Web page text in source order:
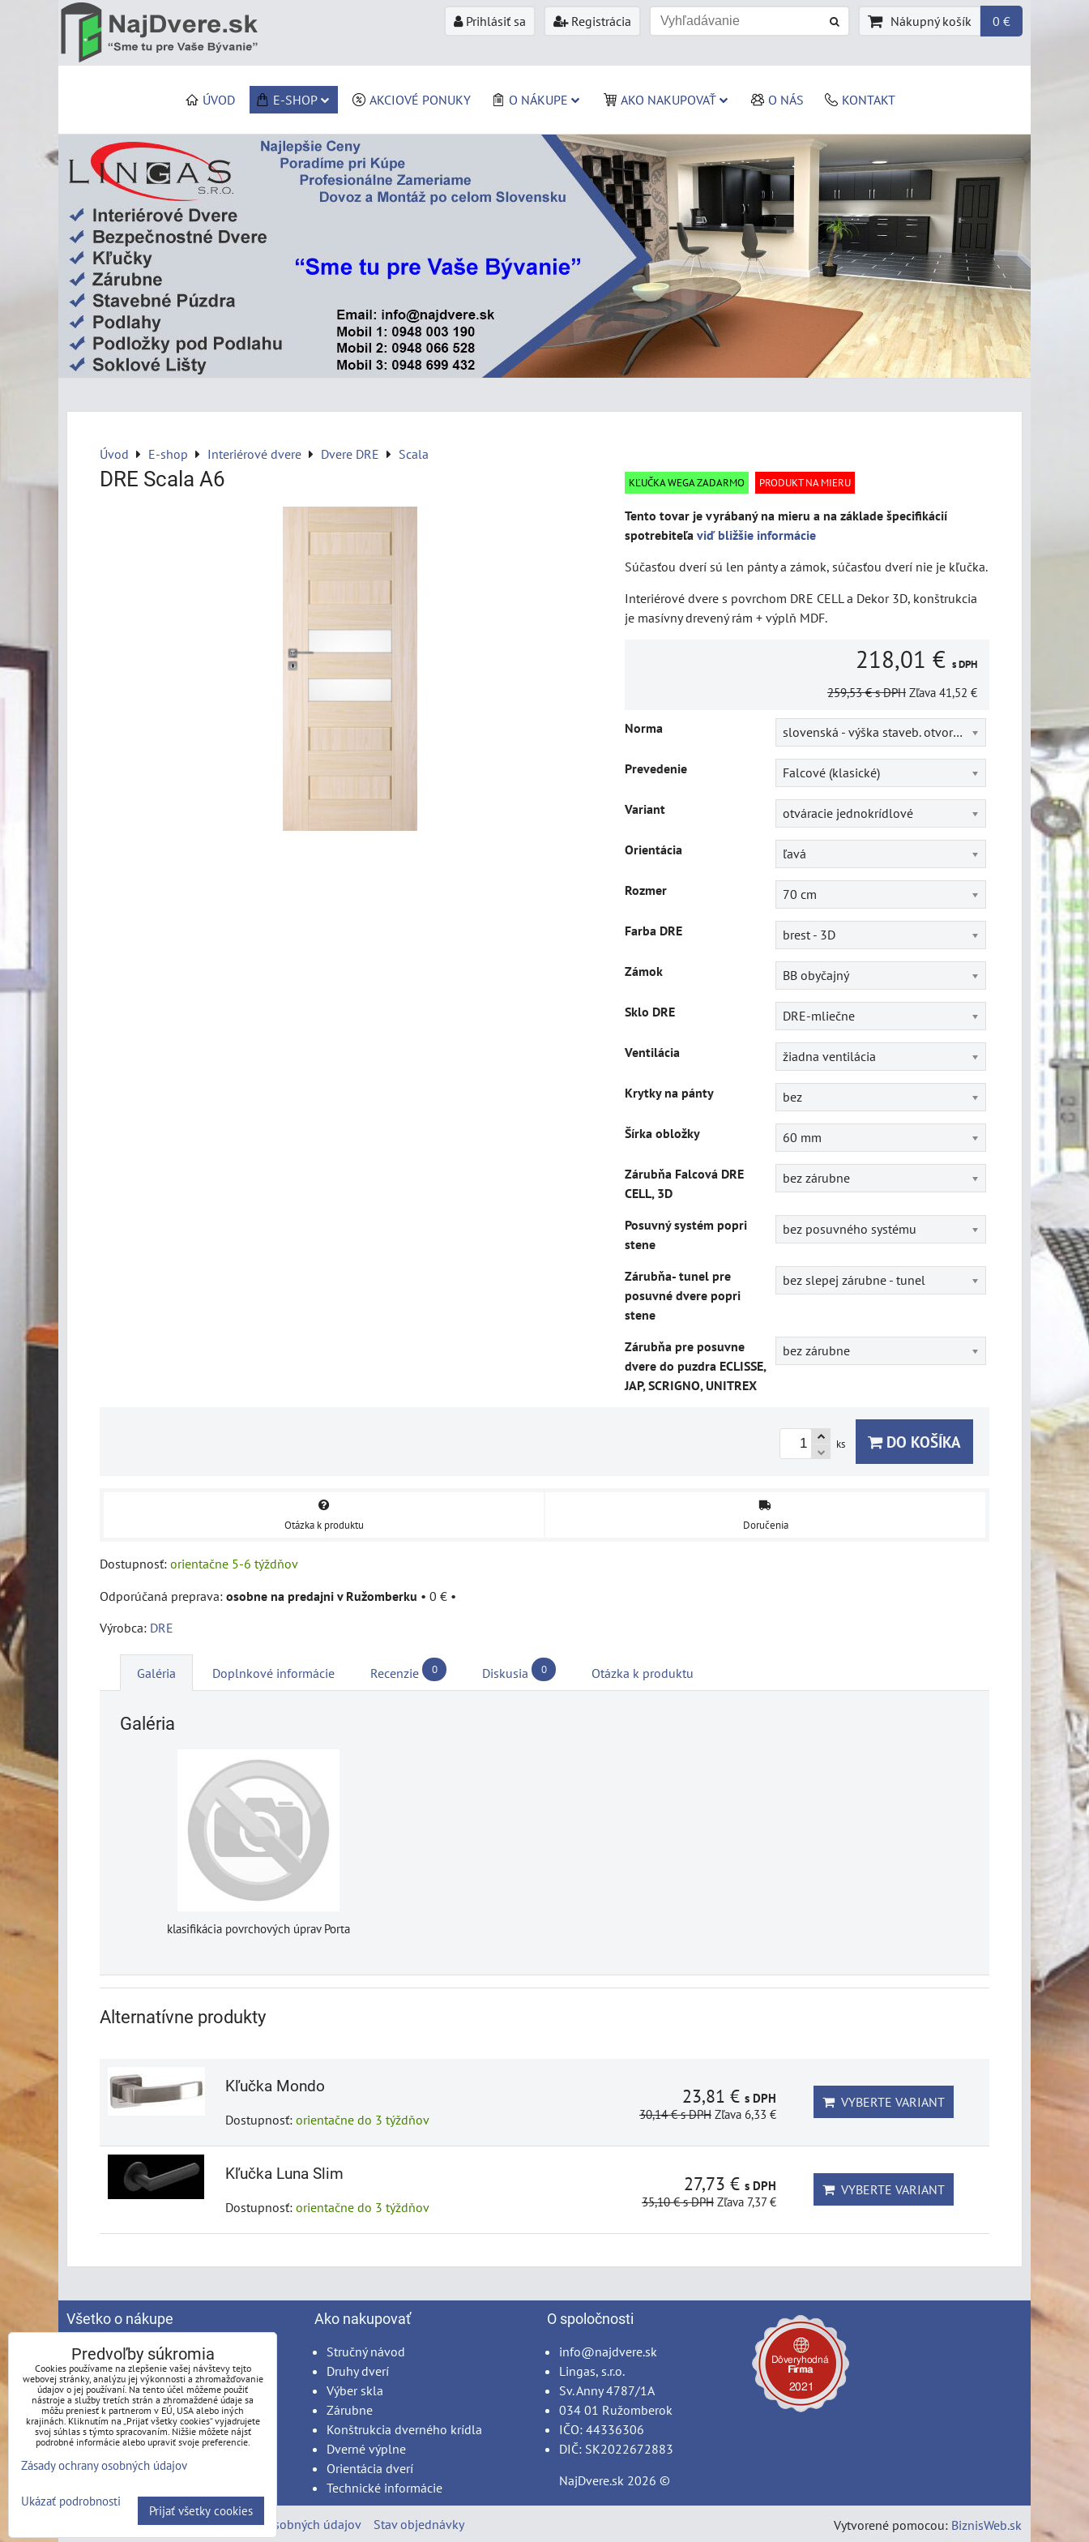
Prihlásiť sa Registrácia Nákupný košík 0 €
ÚVOD E-SHOP AKCIOVÉ PONUKY O NÁKUPE AKO NAKUPOVAŤ O NÁS KONTAKT
Úvod E-shop Interiérové dvere Dvere DRE Scala
DRE Scala A6 KĽUČKA WEGA ZADARMO PRODUKT NA MIERU
Tento tovar je vyrábaný na mieru a na základe špecifikácií
spotrebiteľa viď bližšie informácie
Súčasťou dverí sú len pánty a zámok, súčasťou dverí nie je kľučka.
Interiérové dvere s povrchom DRE CELL a Dekor 3D, konštrukcia
je masívny drevený rám + výplň MDF.
218,01 € s DPH
259,53 € s DPH Zľava 41,52 €
Norma slovenská - výška staveb. otvoru = 202 cm
Prevedenie Falcové (klasické)
Variant otváracie jednokrídlové
Orientácia ľavá
Rozmer 70 cm
Farba DRE brest - 3D
Zámok BB obyčajný
Sklo DRE DRE-mliečne
Ventilácia žiadna ventilácia
Krytky na pánty bez
Šírka obložky 60 mm
Zárubňa Falcová DRE
CELL, 3D
bez zárubne
Posuvný systém popri
stene
bez posuvného systému
Zárubňa- tunel pre
posuvné dvere popri
stene
bez slepej zárubne - tunel
Zárubňa pre posuvne
dvere do puzdra ECLISSE,
JAP, SCRIGNO, UNITREX
bez zárubne
ks DO KOŠÍKA
Otázka k produktu Doručenia
Dostupnosť: orientačne 5-6 týždňov
osobne na predajni v Ružomberku • 0 € •
Výrobca: DRE
Galéria Doplnkové informácie Recenzie 0 Diskusia 0 Otázka k produktu
Galéria
klasifikácia povrchových úprav Porta
Alternatívne produkty
Kľučka Mondo
Dostupnosť: orientačne do 3 týždňov
23,81 € s DPH
30,14 €s DPH Zľava 6,33 €
VYBERTE VARIANT
Kľučka Luna Slim
Dostupnosť: orientačne do 3 týždňov
27,73 € s DPH
35,10 €s DPH Zľava 7,37 €
VYBERTE VARIANT
Všetko o nákupe
Spracovanie osobných údajov
Obchodné podmienky
Reklamačný poriadok
Možnosti platby
Možnosti dopravy
Produkty na mieru - podmienky
Montáž
Ako nakupovať
Stručný návod
Druhy dverí
Výber skla
Zárubne
Konštrukcia dverného krídla
Dverné výplne
Orientácia dverí
Technické informácie
O spoločnosti
info@najdvere.sk
Lingas, s.r.o.
Sv. Anny 4787/1A
034 01 Ružomberok
IČO: 44336306
DIČ: SK2022672883
NajDvere.sk 2026 ©
Predvoľby súkromia Zásady ochrany osobných údajov Stav objednávky Vytvorené pomocou: BiznisWeb.sk
Predvoľby súkromia
Cookies používame na zlepšenie vašej návštevy tejto
webovej stránky, analýzu jej výkonnosti a zhromažďovanie
údajov o jej používaní. Na tento účel môžeme použiť
nástroje a služby tretích strán a zhromaždené údaje sa
môžu preniesť k partnerom v EÚ, USA alebo iných
krajinách. Kliknutím na „Prijať všetky cookies“ vyjadrujete
svoj súhlas s týmto spracovaním. Nižšie môžete nájsť
podrobné informácie alebo upraviť svoje preferencie.
Zásady ochrany osobných údajov
Ukázať podrobnosti
Prijať všetky cookies